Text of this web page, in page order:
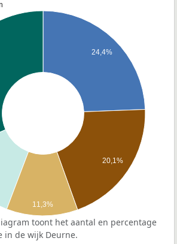
24,4%
20,1%
11,3%
toont het aantal en percentage
in de wijk Deurne.